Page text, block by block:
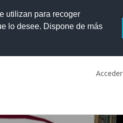
utilizan para recoger
lo desee. Dispone de más
Acceder